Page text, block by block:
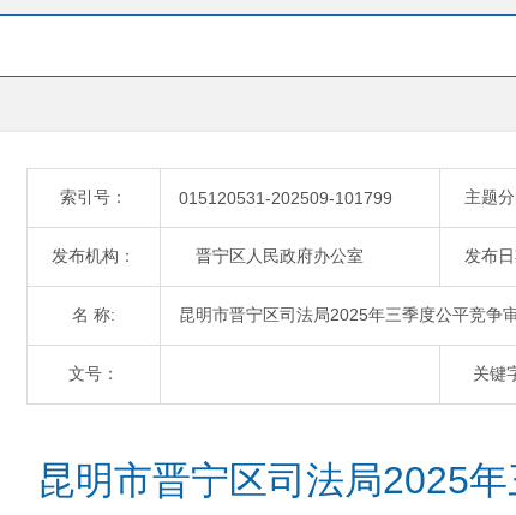
索引号： 015120531-202509-101799 主题分
发布机构： 晋宁区人民政府办公室 发布日
名 称: 昆明市晋宁区司法局2025年三季度公平竞争
文号： 关键
昆明市晋宁区司法局2025